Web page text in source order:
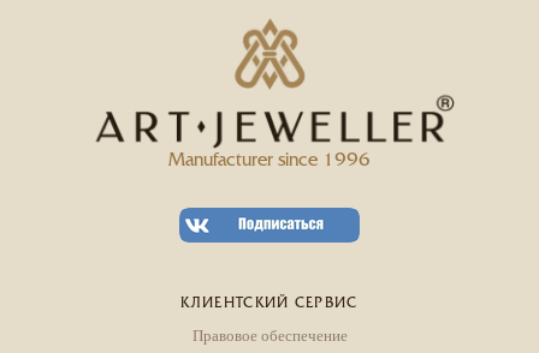
Manufacturer since 1996
КЛИЕНТСКИЙ СЕРВИС
Правовое обеспечение